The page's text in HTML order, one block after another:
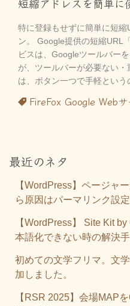
短縮アドレスを簡単に
特に登録もせずに簡単に短
ン。 Google提供の短縮URL
ビスは、Googleツールバー
が、ツールバーが必要ない
は、ボタン一つで手軽という
FireFox Google Web
最近のネタ
【WordPress】ページャ
ら原因はパーマリンク設
【WordPress】 Site Kit
本語化できない時の解決
初めての文学フリマ。文
加しました。
【RSR 2025】会場MAP